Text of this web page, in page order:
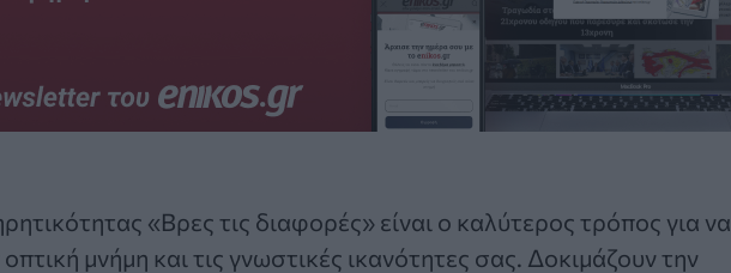
«Βρες τις διαφορές» είναι ο καλύτερος τρόπος για να
μνήμη και τις γνωστικές ικανότητες σας. Δοκιμάζουν την